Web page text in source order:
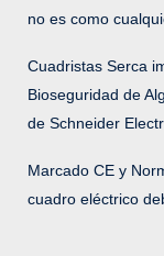
no es como
Cuadristas Serca
Bioseguridad de
de Schneider
Marcado CE y
cuadro eléctrico